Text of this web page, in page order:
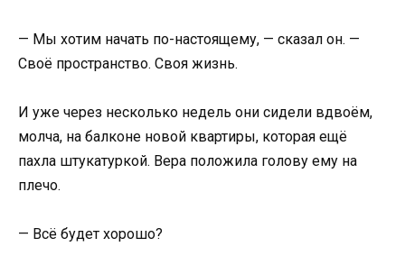
— Мы хотим начать по-настоящему, — сказал он. —
Своё пространство. Своя жизнь.
И уже через несколько недель они сидели вдвоём,
молча, на балконе новой квартиры, которая ещё
пахла штукатуркой. Вера положила голову ему на
плечо.
— Всё будет хорошо?